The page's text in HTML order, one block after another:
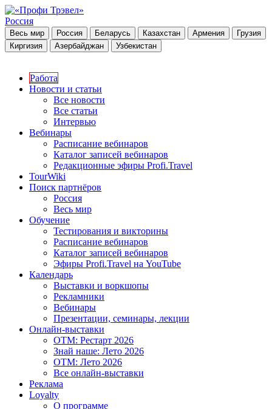
Россия
Весь мир Россия Беларусь Казахстан Армения
Грузия
Киргизия
Азербайджан Узбекистан
Работа
Новости и статьи
Все новости
Все статьи
Интервью
Вебинары
Расписание вебинаров
Каталог записей вебинаров
Редакционные эфиры Profi.Travel
TourWiki
Поиск партнёров
Россия
Весь мир
Обучение
Тестирования и викторины
Расписание вебинаров
Каталог записей вебинаров
Эфиры Profi.Travel на YouTube
Календарь
Выставки и воркшопы
Рекламники
Вебинары
Презентации, семинары, лекции
Онлайн-выставки
OTM: Рестарт 2026
Знай наше: Лето 2026
OTM: Лето 2026
Все онлайн-выставки
Реклама
Loyalty
О программе